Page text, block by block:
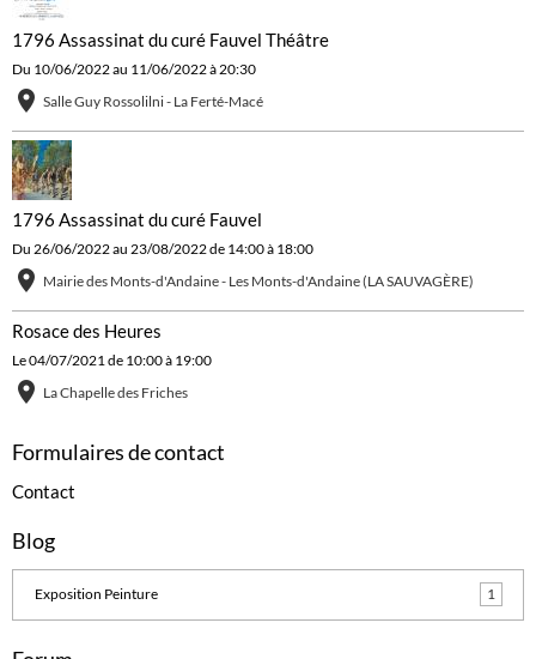
1796 Assassinat du curé Fauvel Théâtre
Du 10/06/2022au 11/06/2022à 20:30
Salle Guy Rossolilni - La Ferté-Macé
1796 Assassinat du curé Fauvel
Du 26/06/2022au 23/08/2022de 14:00à 18:00
Mairie des Monts-d'Andaine - Les Monts-d'Andaine (LA SAUVAGÈRE)
Rosace des Heures
Le 04/07/2021 de 10:00à 19:00
La Chapelle des Friches
Formulaires de contact
Contact
Blog
Exposition Peinture 1